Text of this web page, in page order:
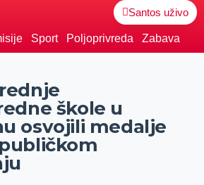
Santos uživo
Sport Poljoprivreda Zabava
škole u
osvojili medalje